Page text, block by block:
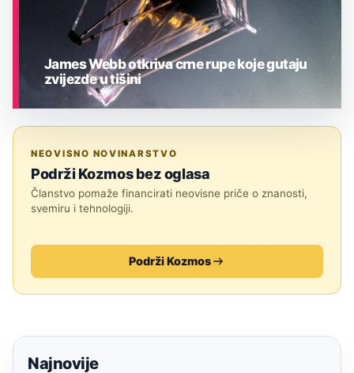
James Webb otkriva crne rupe koje gutaju
zvijezde u tišini
NEOVISNO NOVINARSTVO
Podrži Kozmos bez oglasa
Članstvo pomaže financirati neovisne priče o znanosti,
svemiru i tehnologiji.
Podrži Kozmos
Najnovije